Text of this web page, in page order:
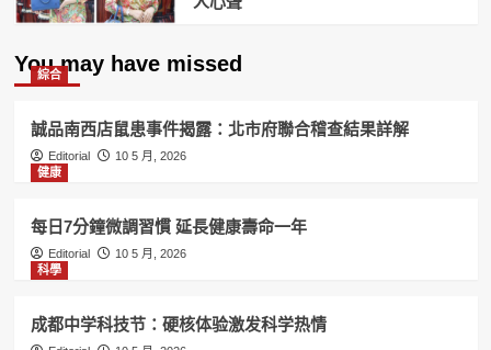
You may have missed
綜合
誠品南西店鼠患事件揭露：北市府聯合稽查結果詳解
Editorial
10 5 月, 2026
健康
每日7分鐘微調習慣 延長健康壽命一年
Editorial
10 5 月, 2026
科學
成都中学科技节：硬核体验激发科学热情